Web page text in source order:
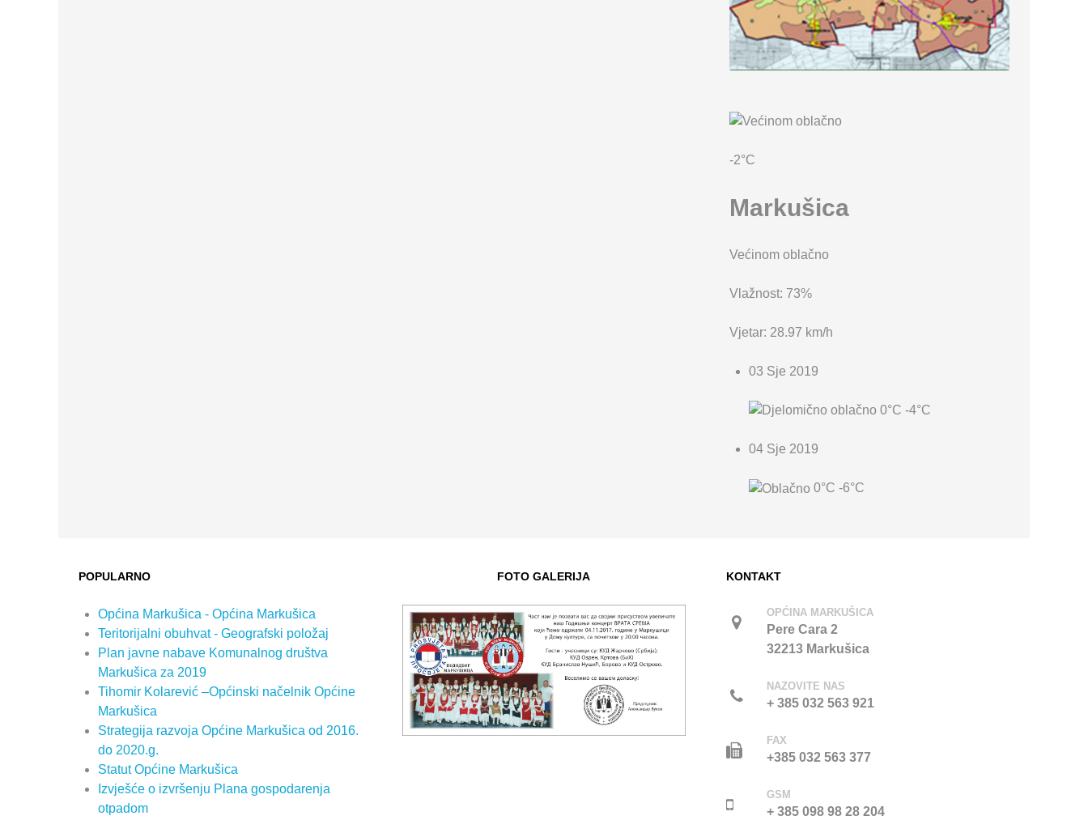
-2°C
Markušica
Većinom oblačno
Vlažnost: 73%
Vjetar: 28.97 km/h
03 Sje 2019
0°C -4°C
04 Sje 2019
0°C -6°C
POPULARNO
Općina Markušica - Općina Markušica
Teritorijalni obuhvat - Geografski položaj
Plan javne nabave Komunalnog društva
Markušica za 2019
Tihomir Kolarević –Općinski načelnik Općine
Markušica
Strategija razvoja Općine Markušica od 2016.
do 2020.g.
Statut Općine Markušica
Izvješće o izvršenju Plana gospodarenja
otpadom
FOTO GALERIJA KONTAKT
OPĆINA MARKUŠICA
Pere Cara 2
32213 Markušica
NAZOVITE NAS
+ 385 032 563 921
FAX
+385 032 563 377
GSM
+ 385 098 98 28 204